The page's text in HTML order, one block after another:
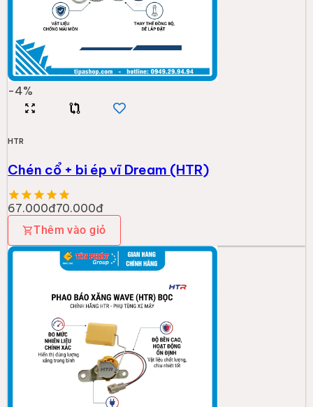
-4%
HTR
Chén cổ + bi ép vĩ Dream (HTR)
67.000đ70.000đ
Thêm vào giỏ